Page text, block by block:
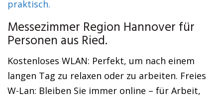
praktisch.
Messezimmer Region Hannover für
Personen aus Ried.
Kostenloses WLAN: Perfekt, um nach einem
langen Tag zu relaxen oder zu arbeiten. Freies
W-Lan: Bleiben Sie immer online – für Arbeit,